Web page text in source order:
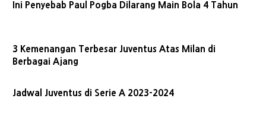
Ini Penyebab Paul Pogba Dilarang Main Bola 4 Tahun
3 Kemenangan Terbesar Juventus Atas Milan di
Berbagai Ajang
Jadwal Juventus di Serie A 2023-2024